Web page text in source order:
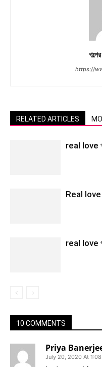
https://
RELATED ARTICLES
real love
Real love
real love
10 COMMENTS
Priya
July 20, 2020 At